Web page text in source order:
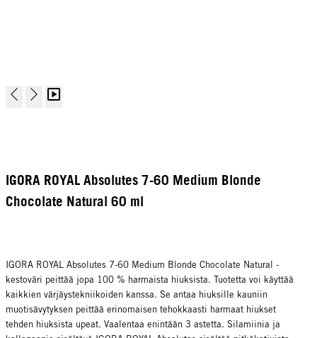
IGORA ROYAL Absolutes 7-60 Medium Blonde
Chocolate Natural 60 ml
IGORA ROYAL Absolutes 7-60 Medium Blonde Chocolate Natural -
kestoväri peittää jopa 100 % harmaista hiuksista. Tuotetta voi käyttää
kaikkien värjäystekniikoiden kanssa. Se antaa hiuksille kauniin
muotisävytyksen peittää erinomaisen tehokkaasti harmaat hiukset
tehden hiuksista upeat. Vaalentaa enintään 3 astetta. Silamiinia ja